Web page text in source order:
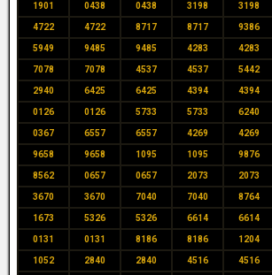
1901 0438 0438 3198 3198
4722 4722 8717 8717 9386
5949 9485 9485 4283 4283
7078 7078 4537 4537 5442
2940 6425 6425 4394 4394
0126 0126 5733 5733 6240
0367 6557 6557 4269 4269
9658 9658 1095 1095 9876
8562 0657 0657 2073 2073
3670 3670 7040 7040 8764
1673 5326 5326 6614 6614
0131 0131 8186 8186 1204
1052 2840 2840 4516 4516